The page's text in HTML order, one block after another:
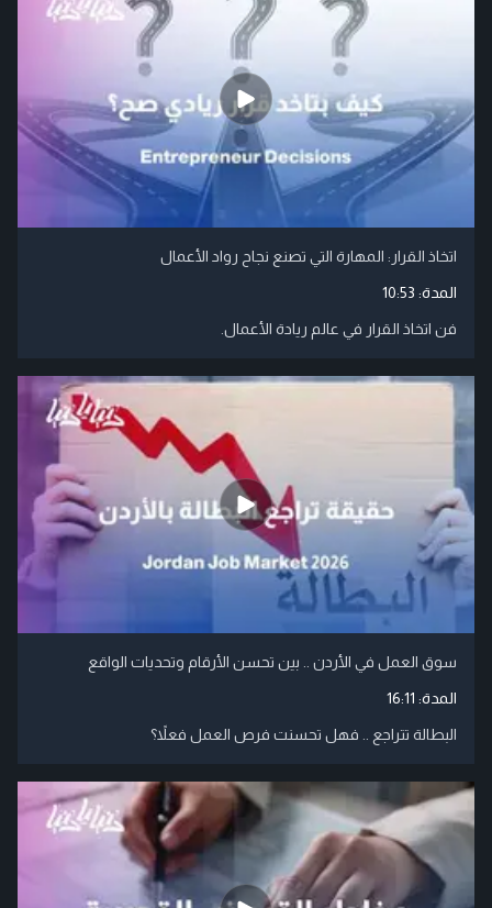
اتخاذ القرار: المهارة التي تصنع نجاح رواد الأعمال
المدة: 10:53
فن اتخاذ القرار في عالم ريادة الأعمال.
سوق العمل في الأردن .. بين تحسن الأرقام وتحديات الواقع
المدة: 16:11
البطالة تتراجع .. فهل تحسنت فرص العمل فعلاً؟